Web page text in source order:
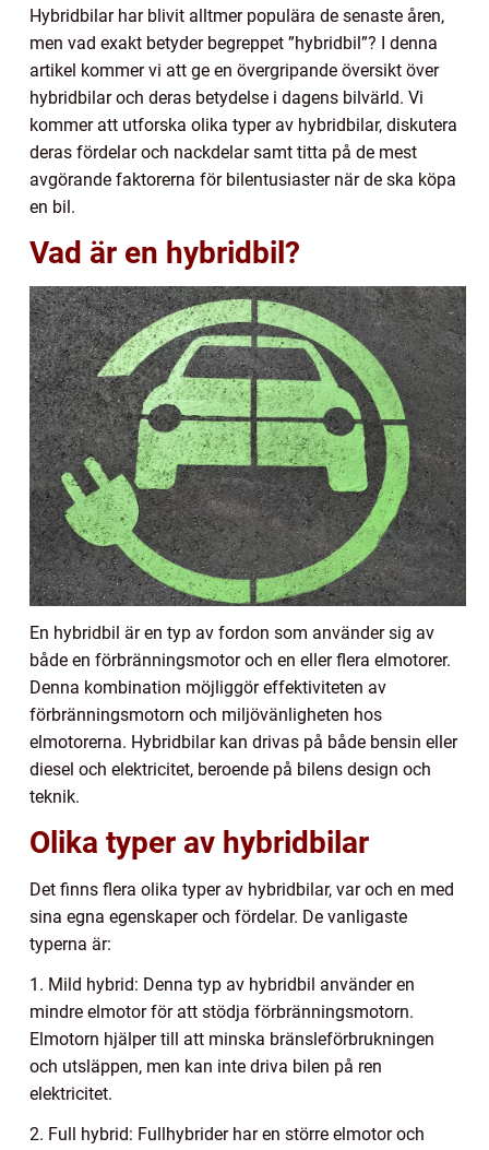
Hybridbilar har blivit alltmer populära de senaste åren,
men vad exakt betyder begreppet ”hybridbil”? I denna
artikel kommer vi att ge en övergripande översikt över
hybridbilar och deras betydelse i dagens bilvärld. Vi
kommer att utforska olika typer av hybridbilar, diskutera
deras fördelar och nackdelar samt titta på de mest
avgörande faktorerna för bilentusiaster när de ska köpa
en bil.
Vad är en hybridbil?
En hybridbil är en typ av fordon som använder sig av
både en förbränningsmotor och en eller flera elmotorer.
Denna kombination möjliggör effektiviteten av
förbränningsmotorn och miljövänligheten hos
elmotorerna. Hybridbilar kan drivas på både bensin eller
diesel och elektricitet, beroende på bilens design och
teknik.
Olika typer av hybridbilar
Det finns flera olika typer av hybridbilar, var och en med
sina egna egenskaper och fördelar. De vanligaste
typerna är:
1. Mild hybrid: Denna typ av hybridbil använder en
mindre elmotor för att stödja förbränningsmotorn.
Elmotorn hjälper till att minska bränsleförbrukningen
och utsläppen, men kan inte driva bilen på ren
elektricitet.
2. Full hybrid: Fullhybrider har en större elmotor och